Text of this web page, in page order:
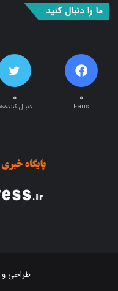
۰ ۰
تمام حقوق این سایت متعلق